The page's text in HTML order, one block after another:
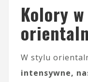
Kolory
W stylu
intensywne,